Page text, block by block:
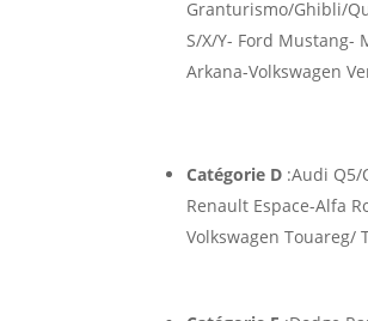
Granturismo/Ghibli/
S/X/Y- Ford Mustang-
Arkana-Volkswagen
Catégorie D:Audi Q5/
Renault Espace-Alfa
Volkswagen Touareg/